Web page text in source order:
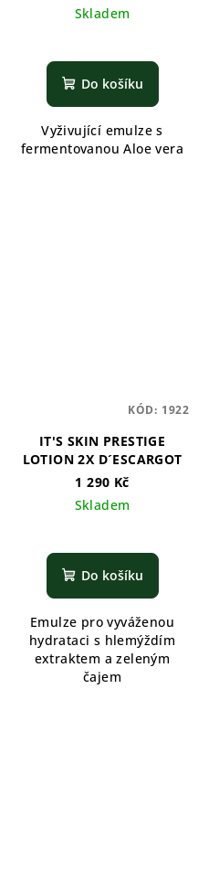
Skladem
Do košíku
Vyživující emulze s
fermentovanou Aloe vera
IT'S SKIN PRESTIGE
LOTION 2X D´ESCARGOT
1 290 Kč
Skladem
Do košíku
Emulze pro vyváženou
hydrataci s hlemýždím
extraktem a zeleným
čajem
KÓD: 1922